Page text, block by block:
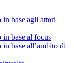
base agli attori
base al focus
base all’ambito di